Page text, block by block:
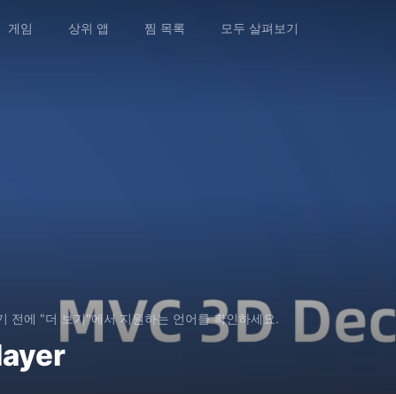
게임 상위 앱 찜 목록 모두 살펴보기
전에 "더 보기"에서 지원하는 언어를 확인하세요.